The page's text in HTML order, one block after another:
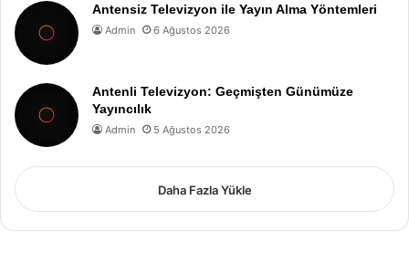
Antensiz Televizyon ile Yayın Alma Yöntemleri
Admin 6 Ağustos 2026
Antenli Televizyon: Geçmişten Günümüze
Yayıncılık
Admin 5 Ağustos 2026
Daha Fazla Yükle